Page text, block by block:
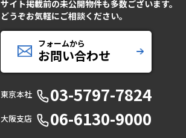
サイト掲載前の未公開物件も多数ございます。
どうぞお気軽にご相談ください。
フォームから
お問い合わせ
東京本社 03-5797-7824
大阪支店 06-6130-9000